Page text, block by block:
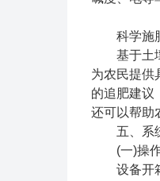
科学施
基于土壤
为农民提供
的追肥建议
还可以帮助
五、系统
(一)操作
设备开